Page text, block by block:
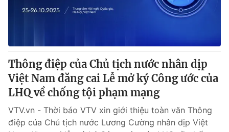
Thông điệp của Chủ tịch nước nhân dịp
Việt Nam đăng cai Lễ mở ký Công ước của
LHQ về chống tội phạm mạng
VTV.vn - Thời báo VTV xin giới thiệu toàn văn Thông
điệp của Chủ tịch nước Lương Cường nhân dịp Việt